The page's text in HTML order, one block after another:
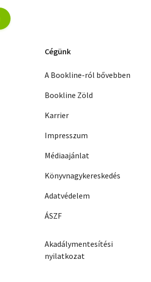
Cégünk
A Bookline-ról bővebben
Bookline Zöld
Karrier
Impresszum
Médiaajánlat
Könyvnagykereskedés
Adatvédelem
ÁSZF
Akadálymentesítési
nyilatkozat